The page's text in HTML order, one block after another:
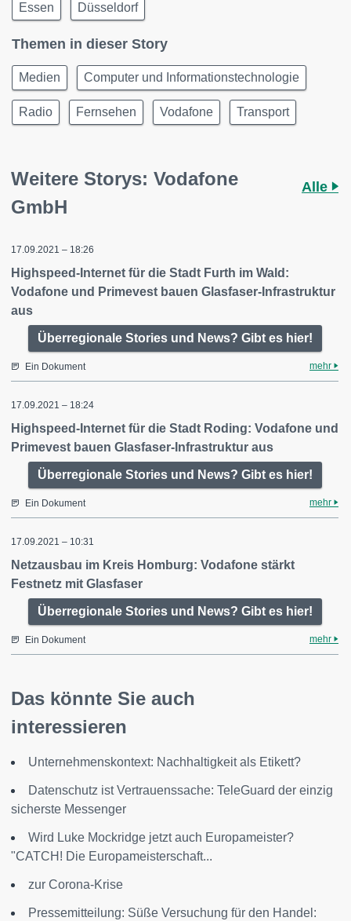
Essen Düsseldorf
Themen in dieser Story
Medien Computer und Informationstechnologie
Radio Fernsehen Vodafone Transport
Weitere Storys: Vodafone
GmbH
Alle
17.09.2021 – 18:26
Highspeed-Internet für die Stadt Furth im Wald:
Vodafone und Primevest bauen Glasfaser-Infrastruktur
aus
Überregionale Stories und News? Gibt es hier!
Ein Dokument mehr
17.09.2021 – 18:24
Highspeed-Internet für die Stadt Roding: Vodafone und
Primevest bauen Glasfaser-Infrastruktur aus
Überregionale Stories und News? Gibt es hier!
Ein Dokument mehr
17.09.2021 – 10:31
Netzausbau im Kreis Homburg: Vodafone stärkt
Festnetz mit Glasfaser
Überregionale Stories und News? Gibt es hier!
Ein Dokument mehr
Das könnte Sie auch
interessieren
Unternehmenskontext: Nachhaltigkeit als Etikett?
Datenschutz ist Vertrauenssache: TeleGuard der einzig
sicherste Messenger
Wird Luke Mockridge jetzt auch Europameister?
"CATCH! Die Europameisterschaft...
zur Corona-Krise
Pressemitteilung: Süße Versuchung für den Handel: